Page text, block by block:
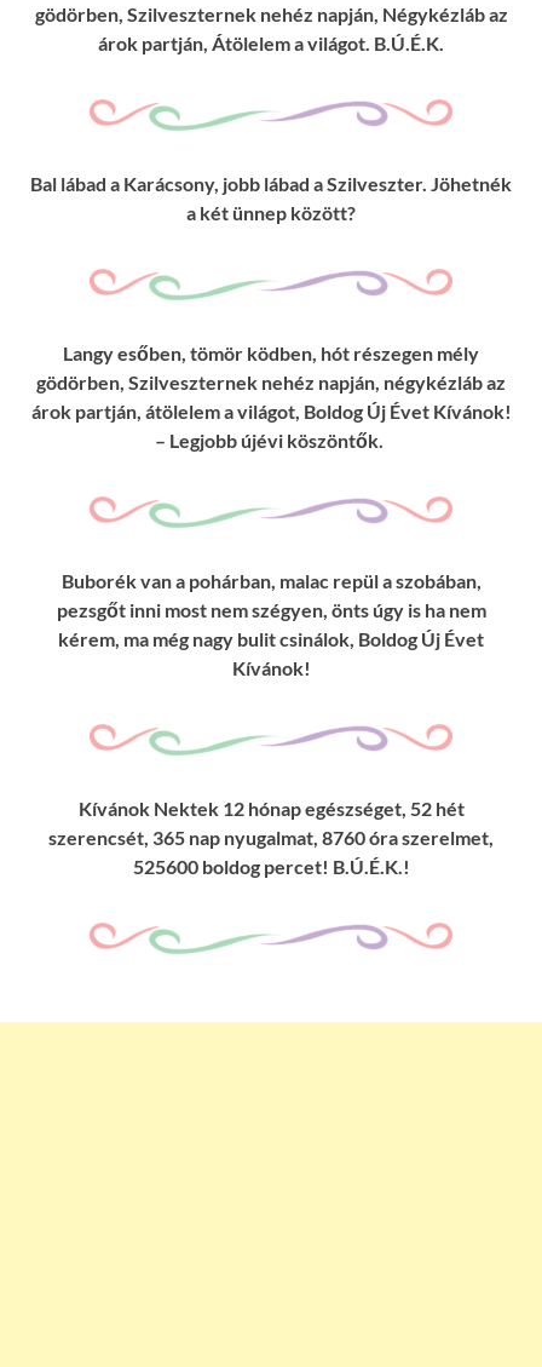
gödörben, Szilveszternek nehéz napján, Négykézláb az
árok partján, Átölelem a világot. B.Ú.É.K.
Bal lábad a Karácsony, jobb lábad a Szilveszter. Jöhetnék
a két ünnep között?
Langy esőben, tömör ködben, hót részegen mély
gödörben, Szilveszternek nehéz napján, négykézláb az
árok partján, átölelem a világot, Boldog Új Évet Kívánok!
– Legjobb újévi köszöntők.
Buborék van a pohárban, malac repül a szobában,
pezsgőt inni most nem szégyen, önts úgy is ha nem
kérem, ma még nagy bulit csinálok, Boldog Új Évet
Kívánok!
Kívánok Nektek 12 hónap egészséget, 52 hét
szerencsét, 365 nap nyugalmat, 8760 óra szerelmet,
525600 boldog percet! B.Ú.É.K.!